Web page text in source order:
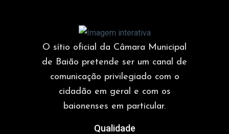
O sítio oficial da Câmara Municipal
de Baião pretende ser um canal de
comunicação privilegiado com o
cidadão em geral e com os
baionenses em particular.
Qualidade